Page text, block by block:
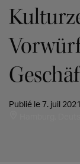
Publié le 7. juil 2021